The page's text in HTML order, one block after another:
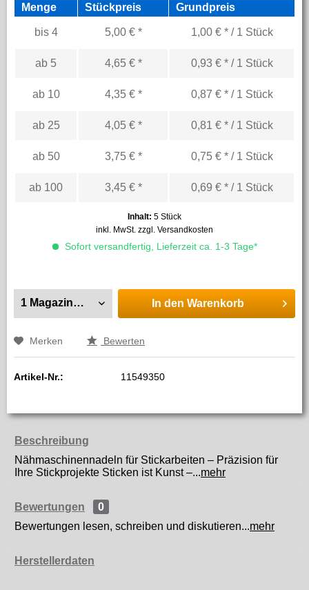
Menge Stückpreis Grundpreis
bis 4 5,00 € * 1,00 € * / 1 Stück
ab 5 4,65 € * 0,93 € * / 1 Stück
ab 10 4,35 € * 0,87 € * / 1 Stück
ab 25 4,05 € * 0,81 € * / 1 Stück
ab 50 3,75 € * 0,75 € * / 1 Stück
ab 100 3,45 € * 0,69 € * / 1 Stück
Inhalt: 5 Stück
inkl. MwSt. zzgl. Versandkosten
Sofort versandfertig, Lieferzeit ca. 1-3 Tage*
In den Warenkorb
Merken Bewerten
Artikel-Nr.: 11549350
Beschreibung
Nähmaschinennadeln für Stickarbeiten – Präzision für
Ihre Stickprojekte Sticken ist Kunst –...mehr
Bewertungen
0
Bewertungen lesen, schreiben und diskutieren...mehr
Herstellerdaten